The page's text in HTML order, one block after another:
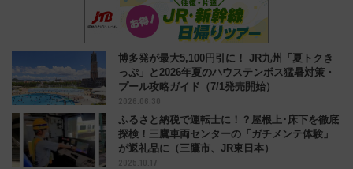
博多発が最大5,100円引に！ JR九州「夏トクき
っぷ」と2026年夏のハウステンボス猛暑対策・
プール攻略ガイド（7/1発売開始）
2026.06.30
ふるさと納税で運転士に！？屋根上･床下を徹底
探検！三鷹車両センターの「ガチメンテ体験」
が返礼品に（三鷹市、JR東日本）
2025.10.17